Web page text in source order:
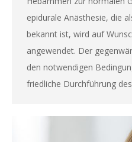
epidurale Anästhesie, die
bekannt ist, wird auf
angewendet. Der
den notwendigen
friedliche Durchführung